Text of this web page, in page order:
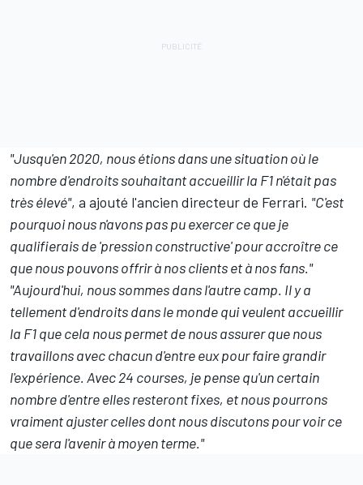
"Jusqu'en 2020, nous étions dans une situation où le
nombre d'endroits souhaitant accueillir la F1 n'était pas
très élevé", a ajouté l'ancien directeur de Ferrari. "C'est
pourquoi nous n'avons pas pu exercer ce que je
qualifierais de 'pression constructive' pour accroître ce
que nous pouvons offrir à nos clients et à nos fans."
"Aujourd'hui, nous sommes dans l'autre camp. Il y a
tellement d'endroits dans le monde qui veulent accueillir
la F1 que cela nous permet de nous assurer que nous
travaillons avec chacun d'entre eux pour faire grandir
l'expérience. Avec 24 courses, je pense qu'un certain
nombre d'entre elles resteront fixes, et nous pourrons
vraiment ajuster celles dont nous discutons pour voir ce
que sera l'avenir à moyen terme."